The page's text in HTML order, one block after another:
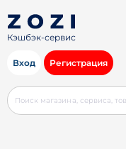
Кэшбэк-сервис
Вход Регистрация